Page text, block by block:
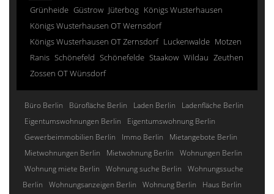
Grünheide Güstrow Jüterbog Königs Wusterhausen
Königs Wusterhausen OT Wernsdorf
Königs Wusterhausen OT Zernsdorf Luckenwalde Motzen
Ranis Schönefeld Schönefelde Staakow Wildau Zeuthen
Zossen OT Wünsdorf
Büro Berlin Bürofläche Berlin Laden Berlin
Ladenfläche Berlin
Eigentumswohnungen Berlin
Eigentumswohnung Berlin
Gewerbeimmobilien Berlin
Immo Berlin
Mietangebote Berlin
Mietwohnungen Berlin
Mietwohnung Berlin
Wohnungen Berlin
Wohnung miete Berlin
Wohnung suche Berlin
Wohnungssuche
Berlin
Wohnungsanzeigen Berlin Wohnung Berlin
Haus Berlin